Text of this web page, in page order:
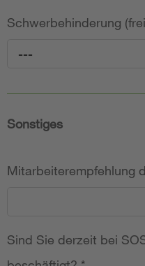
Schwerbehinderung
---
Sonstiges
Mitarbeiterempfehlung
Sind Sie derzeit bei